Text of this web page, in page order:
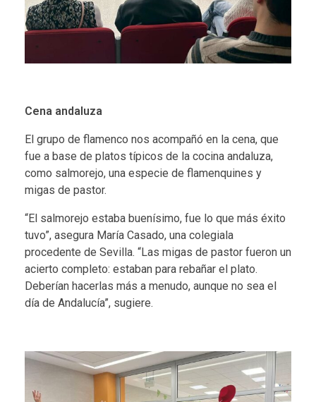
Cena andaluza
El grupo de flamenco nos acompañó en la cena, que
fue a base de platos típicos de la cocina andaluza,
como salmorejo, una especie de flamenquines y
migas de pastor.
“El salmorejo estaba buenísimo, fue lo que más éxito
tuvo”, asegura María Casado, una colegiala
procedente de Sevilla. “Las migas de pastor fueron un
acierto completo: estaban para rebañar el plato.
Deberían hacerlas más a menudo, aunque no sea el
día de Andalucía”, sugiere.